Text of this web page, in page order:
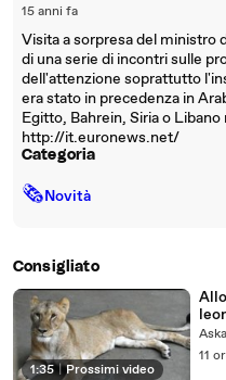
15 anni fa
Visita a sorpresa del ministro
di una serie di incontri sulle
dell'attenzione soprattutto
era stato in precedenza in
Egitto, Bahrein, Siria o
http://it.euronews.net/
Categoria
🗞Novità
Consigliato
1:35 | Prossimi video
11